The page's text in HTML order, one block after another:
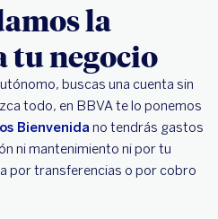
la
tu negocio
buscas una cuenta sin
todo, en BBVA te lo ponemos
Bienvenida no tendrás gastos
ni mantenimiento ni por tu
por transferencias o por cobro